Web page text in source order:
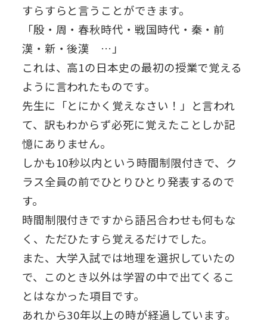
すらすらと言うことができます。
「殷・周・春秋時代・戦国時代・秦・前
漢・新・後漢 …」
これは、高1の日本史の最初の授業で覚える
ように言われたものです。
先生に「とにかく覚えなさい！」と言われ
て、訳もわからず必死に覚えたことしか記
憶にありません。
しかも10秒以内という時間制限付きで、ク
ラス全員の前でひとりひとり発表するので
す。
時間制限付きですから語呂合わせも何もな
く、ただひたすら覚えるだけでした。
また、大学入試では地理を選択していたの
で、このとき以外は学習の中で出てくるこ
とはなかった項目です。
あれから30年以上の時が経過しています。